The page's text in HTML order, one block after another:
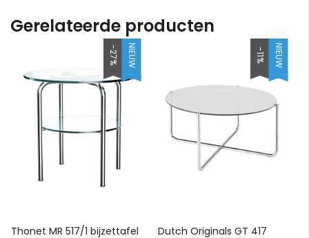
Gerelateerde producten
-27% NIEUW
Thonet MR 517/1 bijzettafel
-11% NIEUW
Dutch Originals GT 417